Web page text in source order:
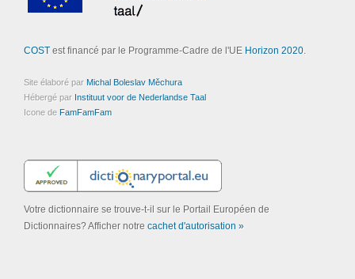
COSTest financé par le Programme-Cadre de l'UE Horizon 2020.
Site élaboré par Michal Boleslav Měchura
Hébergé par Instituut voor de Nederlandse Taal
Icone de FamFamFam
Votre dictionnaire se trouve-t-il sur le Portail Européen de
Dictionnaires? Afficher notre cachet d'autorisation »